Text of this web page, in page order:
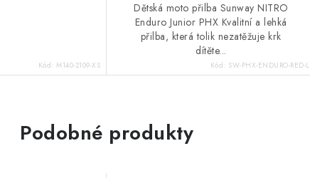
Kód: M140-2109-XS
Dětská moto přilba Sunway NITRO
Enduro Junior PHX Kvalitní a lehká
přilba, která tolik nezatěžuje krk
dítěte...
Kód: SW-PHX-ENDURO-RED-L
Podobné produkty